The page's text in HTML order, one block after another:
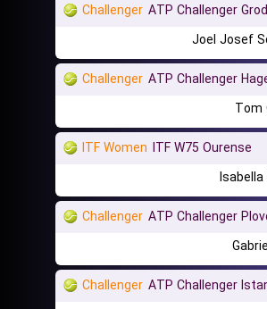
Challenger ATP Challenger
Joel Josef
Challenger ATP Challenger
Tom
ITF Women ITF W75 Ourense
Challenger ATP Challenger
Challenger ATP Challenger